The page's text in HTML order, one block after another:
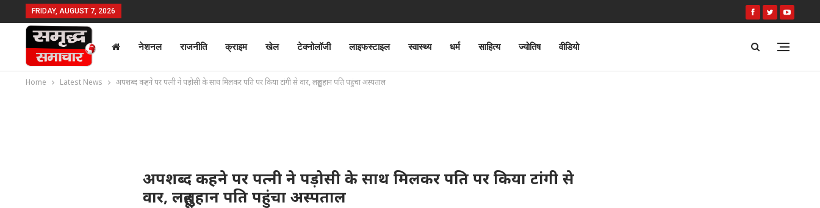
FRIDAY, AUGUST 7, 2026
नेशनल राजनीति क्राइम खेल टेक्नोलॉजी लाइफस्टाइल स्वास्थ्य धर्म साहित्य ज्योतिष वीडियो
Home Latest News अपशब्द कहने पर पत्नी ने पड़ोसी के साथ मिलकर पति पर किया टांगी से वार, लहूलुहान पति पहुंचा अस्पताल
अपशब्द कहने पर पत्नी ने पड़ोसी के साथ मिलकर पति पर किया टांगी से
वार, लहूलुहान पति पहुंचा अस्पताल